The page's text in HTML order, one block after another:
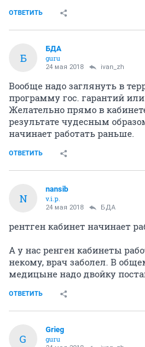
ОТВЕТИТЬ
Б
БДА
guru
24 мая 2018 ivаn_zh
Вообще надо заглянуть в
программу гос. гарантий
Желательно прямо в
результате чудесным
начинает работать раньше.
ОТВЕТИТЬ
N
nansib
v.i.p.
24 мая 2018 БДА
рентген кабинет начинает
А у нас ренген кабинеты
некому, врач заболел. В
медицыне надо двойку
ОТВЕТИТЬ
G
Grieg
guru